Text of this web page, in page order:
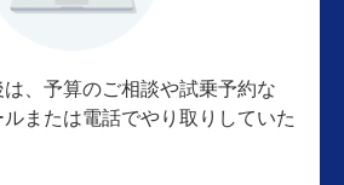
、予算のご相談や試乗予約な
または電話でやり取りしていた